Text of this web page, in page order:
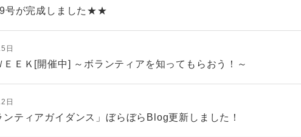
号が完成しました★★
日
ＥＥＫ[開催中] ～ボランティアを知ってもらおう！～
日
ンティアガイダンス」ぼらぼらBlog更新しました！